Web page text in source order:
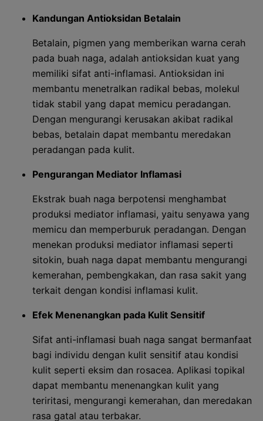
Kandungan Antioksidan Betalain
Betalain, pigmen yang memberikan warna cerah
pada buah naga, adalah antioksidan kuat yang
memiliki sifat anti-inflamasi. Antioksidan ini
membantu menetralkan radikal bebas, molekul
tidak stabil yang dapat memicu peradangan.
Dengan mengurangi kerusakan akibat radikal
bebas, betalain dapat membantu meredakan
peradangan pada kulit.
Pengurangan Mediator Inflamasi
Ekstrak buah naga berpotensi menghambat
produksi mediator inflamasi, yaitu senyawa yang
memicu dan memperburuk peradangan. Dengan
menekan produksi mediator inflamasi seperti
sitokin, buah naga dapat membantu mengurangi
kemerahan, pembengkakan, dan rasa sakit yang
terkait dengan kondisi inflamasi kulit.
Efek Menenangkan pada Kulit Sensitif
Sifat anti-inflamasi buah naga sangat bermanfaat
bagi individu dengan kulit sensitif atau kondisi
kulit seperti eksim dan rosacea. Aplikasi topikal
dapat membantu menenangkan kulit yang
teriritasi, mengurangi kemerahan, dan meredakan
rasa gatal atau terbakar.